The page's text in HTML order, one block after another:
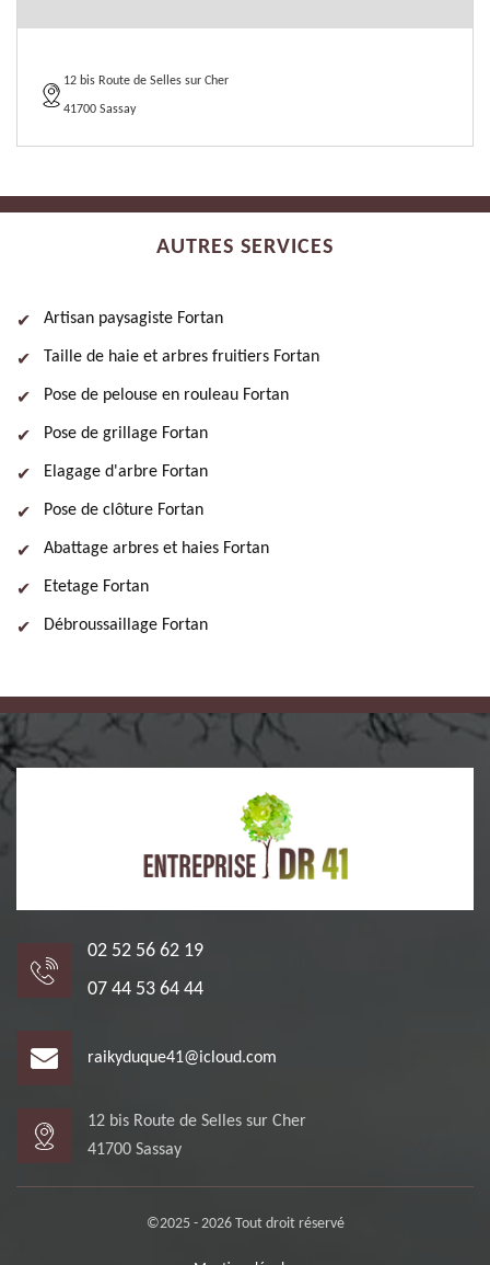
12 bis Route de Selles sur Cher
41700 Sassay
AUTRES SERVICES
Artisan paysagiste Fortan
Taille de haie et arbres fruitiers Fortan
Pose de pelouse en rouleau Fortan
Pose de grillage Fortan
Elagage d'arbre Fortan
Pose de clôture Fortan
Abattage arbres et haies Fortan
Etetage Fortan
Débroussaillage Fortan
02 52 56 62 19
07 44 53 64 44
raikyduque41@icloud.com
12 bis Route de Selles sur Cher
41700 Sassay
©2025 - 2026 Tout droit réservé